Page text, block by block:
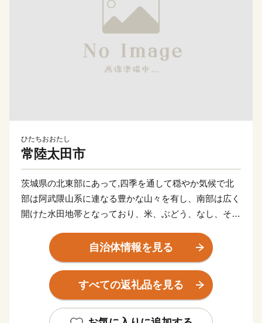
ひたちおおたし
常陸太田市
茨城県の北東部にあって,四季を通して穏やか気候で北
部は阿武隈山系に連なる豊かな山々を有し、南部は広く
開けた水田地帯となっており、米、ぶどう、なし、そば
ところです。また、佐竹氏や水戸徳川家に関する社寺や
史跡が数多く残る歴史と文化を大切にしたまちです。そ
んな懐かしい風景や歴史に出会えるまち常陸太田市へぜ
ひお越しください。
自治体情報を見る
すべての返礼品を見る